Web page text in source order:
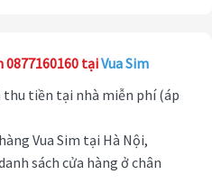
0877160160 tạiVua Sim
thu tiền tại nhà miễn phí (áp
Vua Sim tại Hà Nội,
sách cửa hàng ở chân